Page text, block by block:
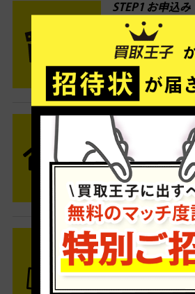
STEP1 お申込み
ネットでお申
たい商品をいろ
す。
STEP2 発送
送料無料でご自
便がご自宅まで
す。
STEP3 ご入金
査定結果はメー
結果がOKなら